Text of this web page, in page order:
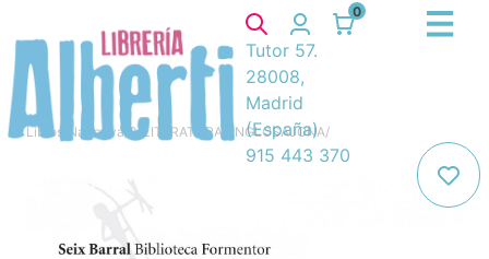
0
Tutor 57.
28008,
Madrid
(España)
915 443 370
Libros Narrativa/ 8. LITERATURA ANGLOSAJONA/